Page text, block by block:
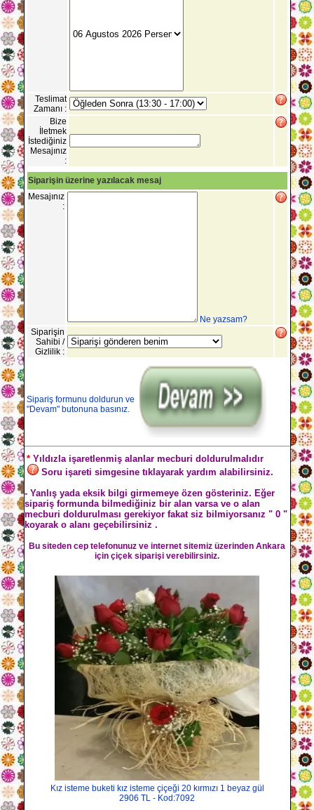
Teslimat
Zamanı :
Bize
İletmek
İstediğiniz
Mesajınız
:
Siparişin üzerine yazılacak mesaj
Mesajınız
:
Ne yazsam?
Siparişin
Sahibi /
Gizlilik :
Sipariş formunu doldurun ve
"Devam" butonuna basınız.
* Yıldızla işaretlenmiş alanlar mecburi doldurulmalıdır
Soru işareti simgesine tıklayarak yardım alabilirsiniz.
- Yanlış yada eksik bilgi girmemeye özen gösteriniz. Eğer
sipariş formunda bilmediğiniz bir alan varsa ve o alan
mecburi doldurulması gerekiyor fakat siz bilmiyorsanız " 0 "
koyarak o alanı geçebilirsiniz .
Bu siteden cep telefonunuz ve internet sitemiz üzerinden Ankara
için çiçek siparişi verebilirsiniz.
Kız isteme buketi kız isteme çiçeği 20 kırmızı 1 beyaz gül
2906 TL - Kod:7092